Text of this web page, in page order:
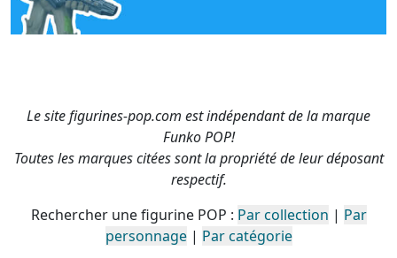
Le site figurines-pop.com est indépendant de la marque
Funko POP!
Toutes les marques citées sont la propriété de leur déposant
respectif.
Rechercher une figurine POP : Par collection | Par
personnage| Par catégorie